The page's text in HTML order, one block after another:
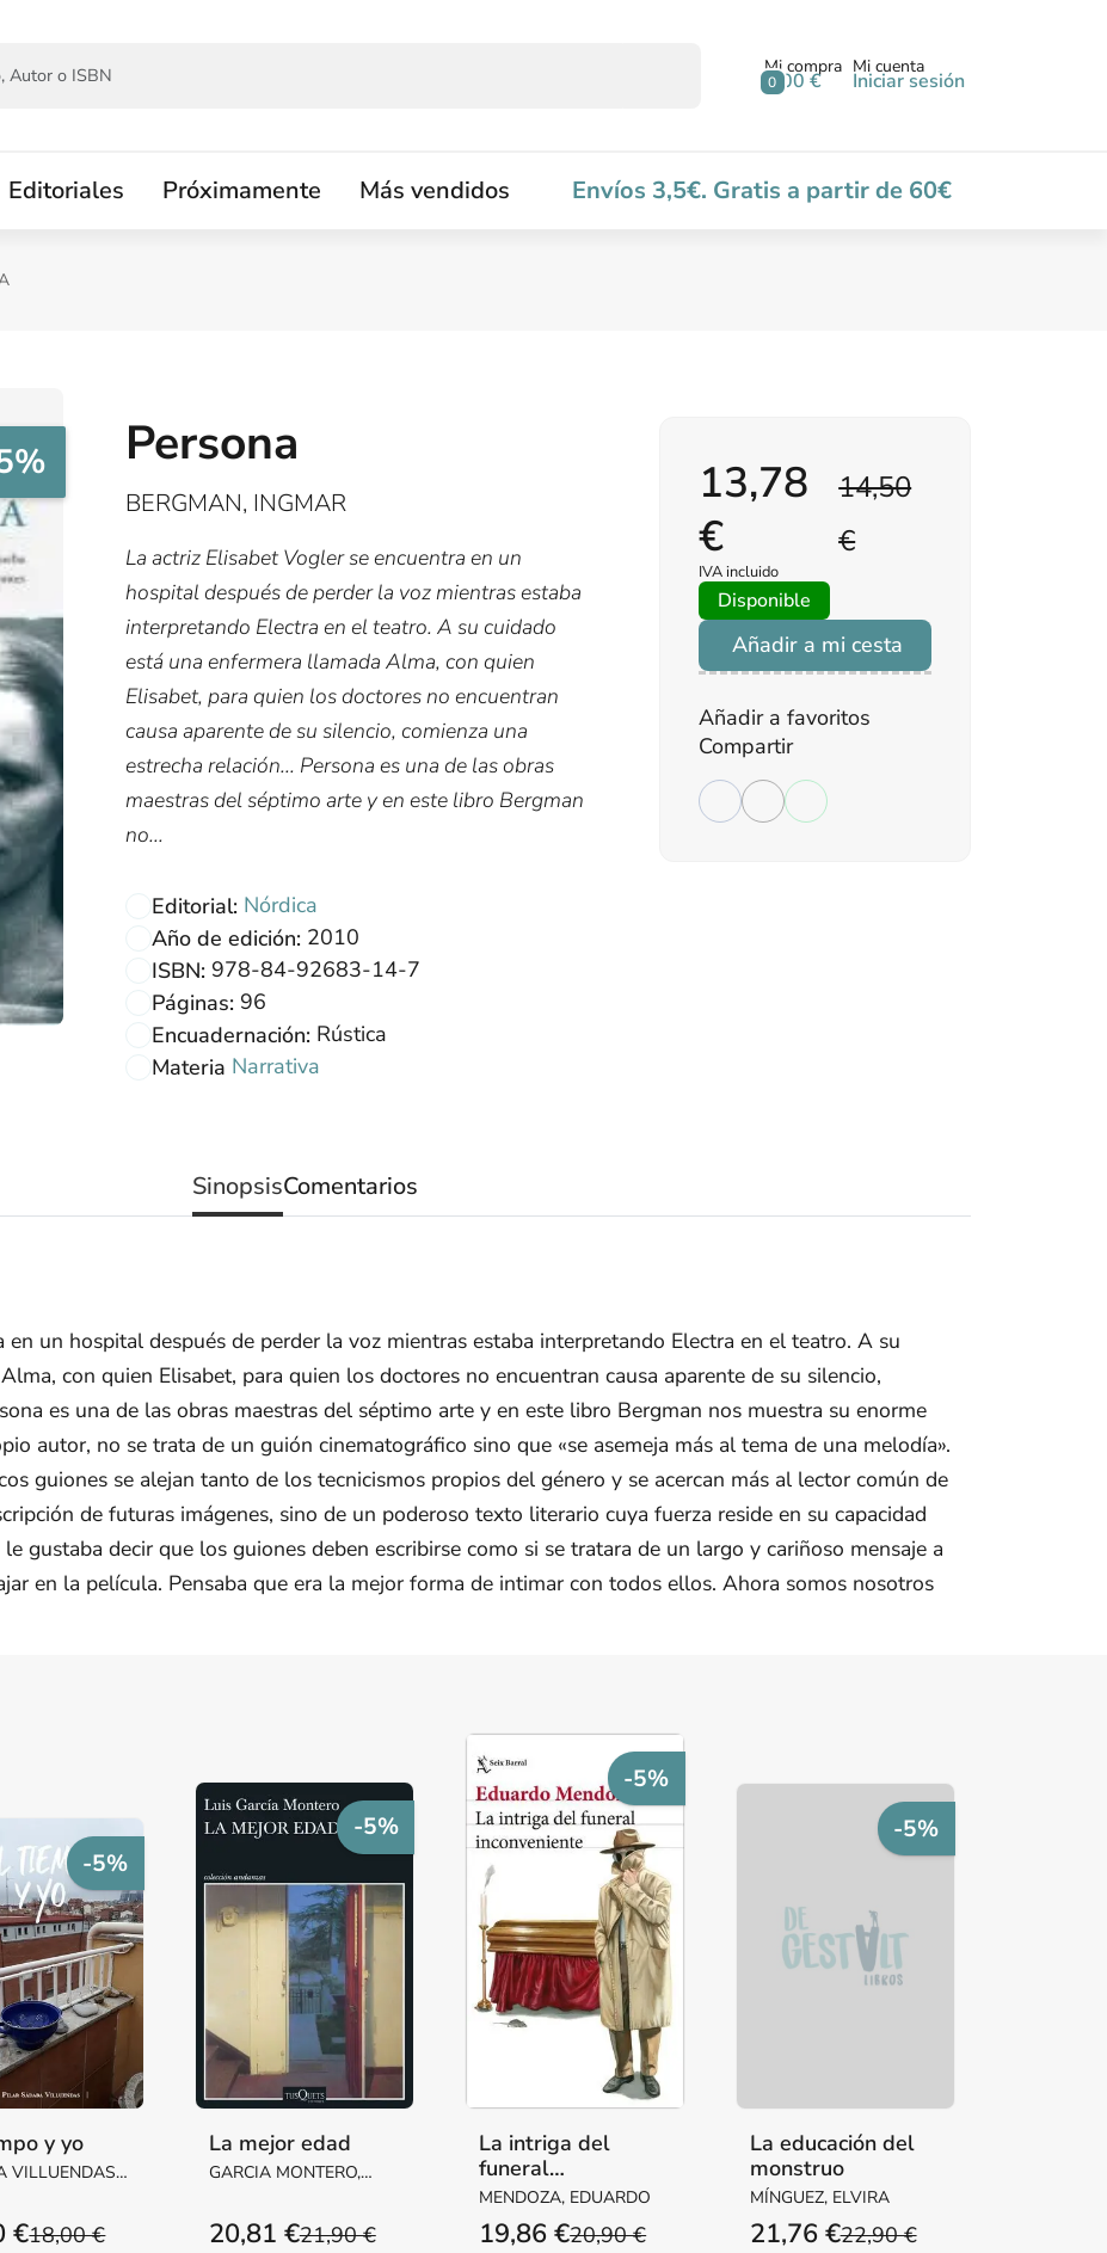
0
Mi compra
0,00 €
Mi cuenta
Iniciar sesión
Editoriales Próximamente Más vendidos Envíos 3,5€. Gratis a partir de 60€
Persona
BERGMAN, INGMAR
La actriz Elisabet Vogler se encuentra en un
hospital después de perder la voz mientras estaba
interpretando Electra en el teatro. A su cuidado
está una enfermera llamada Alma, con quien
Elisabet, para quien los doctores no encuentran
causa aparente de su silencio, comienza una
estrecha relación... Persona es una de las obras
maestras del séptimo arte y en este libro Bergman
no...
Editorial: Nórdica
Año de edición: 2010
ISBN: 978-84-92683-14-7
Páginas: 96
Encuadernación: Rústica
Materia Narrativa
14,50
€
13,78
€
IVA incluido
Disponible
Añadir a mi cesta
Añadir a favoritos
Compartir
SinopsisComentarios
en un hospital después de perder la voz mientras estaba interpretando Electra en el teatro. A su
con quien Elisabet, para quien los doctores no encuentran causa aparente de su silencio,
es una de las obras maestras del séptimo arte y en este libro Bergman nos muestra su enorme
autor, no se trata de un guión cinematográfico sino que «se asemeja más al tema de una melodía».
guiones se alejan tanto de los tecnicismos propios del género y se acercan más al lector común de
de futuras imágenes, sino de un poderoso texto literario cuya fuerza reside en su capacidad
gustaba decir que los guiones deben escribirse como si se tratara de un largo y cariñoso mensaje a
en la película. Pensaba que era la mejor forma de intimar con todos ellos. Ahora somos nosotros
-5%
y yo
VILLUENDAS,
18,00 €
€
-5%
La mejor edad
GARCIA MONTERO,
21,90 €
20,81 €
-5%
La intriga del
funeral
inconveniente
MENDOZA, EDUARDO
20,90 €
19,86 €
-5%
La educación del
monstruo
MÍNGUEZ, ELVIRA
22,90 €
21,76 €